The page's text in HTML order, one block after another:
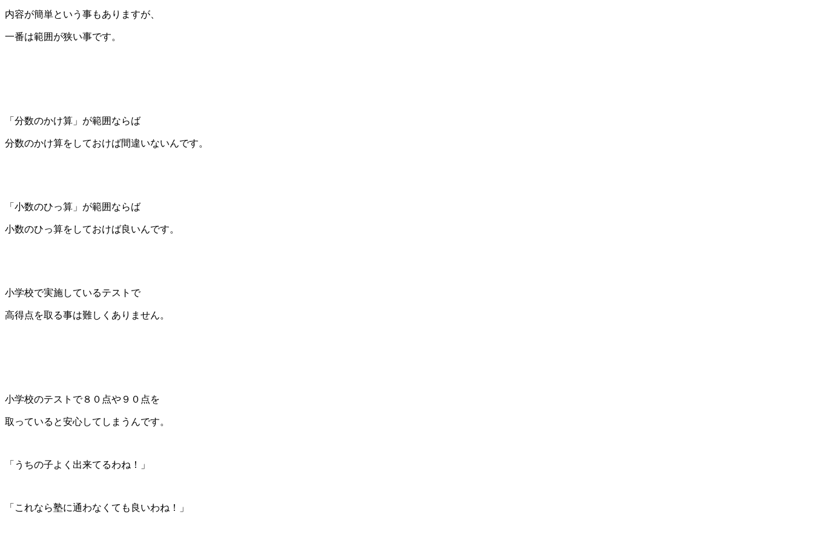
内容が簡単という事もありますが、
一番は範囲が狭い事です。
「分数のかけ算」が範囲ならば
分数のかけ算をしておけば間違いないんです。
「小数のひっ算」が範囲ならば
小数のひっ算をしておけば良いんです。
小学校で実施しているテストで
高得点を取る事は難しくありません。
小学校のテストで８０点や９０点を
取っていると安心してしまうんです。
「うちの子よく出来てるわね！」
「これなら塾に通わなくても良いわね！」